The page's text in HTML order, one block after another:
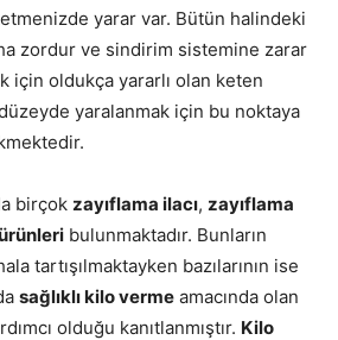
yarar var. Bütün halindeki
zordur ve sindirim sistemine zarar
için oldukça yararlı olan keten
yaralanmak için bu noktaya
birçok zayıflama ilacı, zayıflama
bulunmaktadır. Bunların
tartışılmaktayken bazılarının ise
sağlıklı kilo verme amacında olan
olduğu kanıtlanmıştır. Kilo